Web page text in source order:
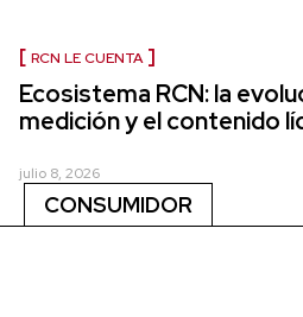
RCN LE CUENTA
Ecosistema RCN: la
medición y el contenido
julio 8, 2026
CONSUMIDOR